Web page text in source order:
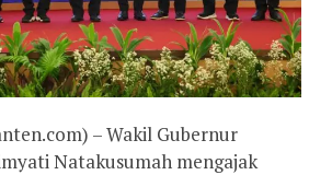
– Wakil Gubernur
Natakusumah mengajak